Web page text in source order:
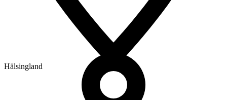
Hälsingland